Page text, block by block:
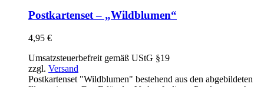
Postkartenset – „Wildblumen“
4,95 €
Umsatzsteuerbefreit gemäß UStG §19
zzgl. Versand
Postkartenset "Wildblumen" bestehend aus den abgebildeten